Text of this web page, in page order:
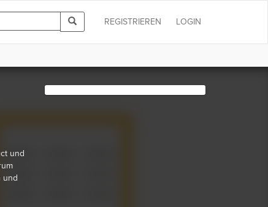
LOGIN
REGISTRIEREN
und
und